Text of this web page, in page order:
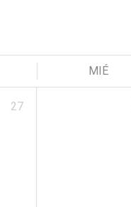
MIÉ
27